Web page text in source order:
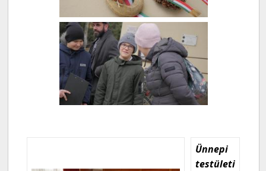
Ünnepi
testületi